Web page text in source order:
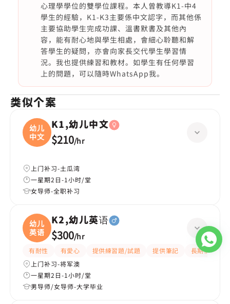
心理學學位的雙學位課程。本人曾教導K1-中4
學生的經驗，K1-K3主要係中文認字，而其他係
主要協助學生完成功課、溫書默書及其他內
容，能有耐心地與學生相處，會細心聆聽和解
答學生的疑問，亦會向家長交代學生學習情
況。我也提供練習和教材。如學生有任何學習
上的問題，可以隨時WhatsApp我。
类似个案
幼儿
中文
K1,幼儿中文
$210/hr
上门补习-土瓜湾
一星期2日-1小时/堂
女导师-全职补习
幼儿
英语
K2,幼儿英语
$300/hr
有耐性 有愛心 提供練習題/試題 提供筆記
長期補習
上门补习-将军澳
一星期2日-1小时/堂
男导师/女导师-大学毕业